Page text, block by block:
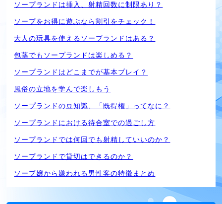
ソープランドは挿入、射精回数に制限あり？
ソープをお得に遊ぶなら割引をチェック！
大人の玩具を使えるソープランドはある？
包茎でもソープランドは楽しめる？
ソープランドはどこまでが基本プレイ？
風俗の立地を学んで楽しもう
ソープランドの豆知識、「既得権」ってなに？
ソープランドにおける待合室での過ごし方
ソープランドでは何回でも射精していいのか？
ソープランドで貸切はできるのか？
ソープ嬢から嫌われる男性客の特徴まとめ